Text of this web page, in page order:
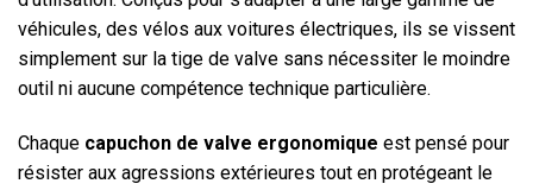
véhicules, des vélos aux voitures électriques, ils se vissent
simplement sur la tige de valve sans nécessiter le moindre
outil ni aucune compétence technique particulière.
Chaque capuchon de valve ergonomique est pensé pour
résister aux agressions extérieures tout en protégeant le